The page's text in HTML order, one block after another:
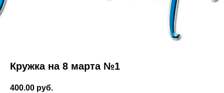
Кружка на 8 марта №1
400.00 руб.